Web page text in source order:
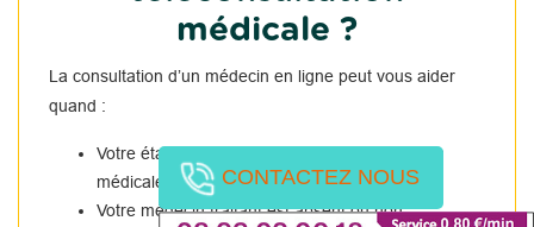
CONTACTEZ NOUS
médicale ?
La consultation d’un médecin en ligne peut vous aider
quand :
Votre état de santé nécessite une consultation
médicale immédiate
Votre médecin traitant est absent ou non